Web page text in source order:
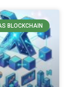
BLOCKCHAIN